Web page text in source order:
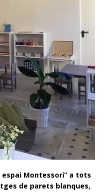
espai Montessori” a tots
de parets blanques,